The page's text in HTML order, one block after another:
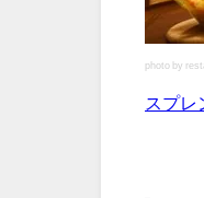
photo by
スプレ